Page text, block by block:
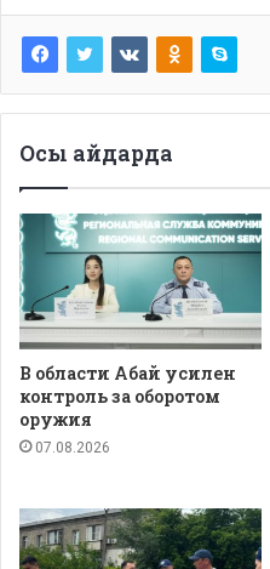
Осы айдарда
В области Абай усилен
контроль за оборотом
оружия
07.08.2026